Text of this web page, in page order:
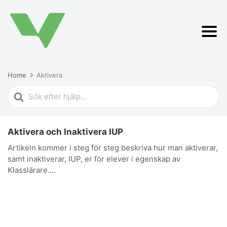
Home Aktivera
Search
For
Aktivera och Inaktivera IUP
Artikeln kommer i steg för steg beskriva hur man aktiverar,
samt inaktiverar, IUP, er för elever i egenskap av
Klasslärare....